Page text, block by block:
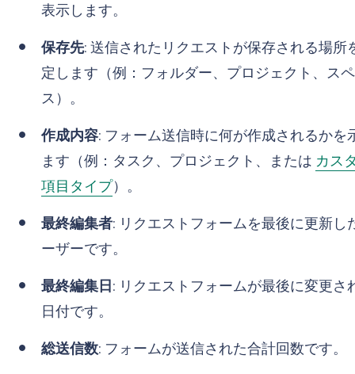
表示します。
保存先: 送信されたリクエストが保存される場所
定します（例：フォルダー、プロジェクト、ス
ス）。
作成内容: フォーム送信時に何が作成されるかを
ます（例：タスク、プロジェクト、または カス
項目タイプ）。
最終編集者: リクエストフォームを最後に更新し
ーザーです。
最終編集日: リクエストフォームが最後に変更さ
日付です。
総送信数: フォームが送信された合計回数です。